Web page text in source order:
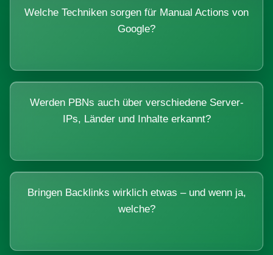
Welche Techniken sorgen für Manual Actions von
Google?
Werden PBNs auch über verschiedene Server-
IPs, Länder und Inhalte erkannt?
Bringen Backlinks wirklich etwas – und wenn ja,
welche?